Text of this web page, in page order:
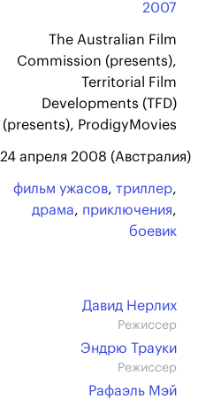
2007
The Australian Film
Commission (presents),
Territorial Film
Developments (TFD)
(presents), ProdigyMovies
24 апреля 2008 (Австралия)
фильм ужасов, триллер,
драма, приключения,
боевик
Давид Нерлих
Режиссер
Эндрю Трауки
Режиссер
Рафаэль Мэй